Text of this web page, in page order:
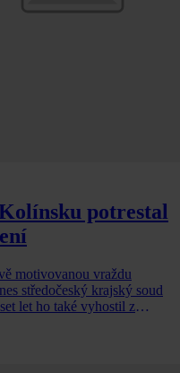
potrestal
motivovanou vraždu
středočeský krajský soud
let ho také vyhostil z